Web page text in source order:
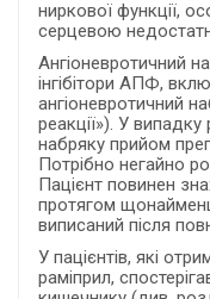
ниркової функції,
серцевою
Ангіоневротичний
інгібітори АПФ,
ангіоневротичний
реакції»). У
набряку прийом
Потрібно негайно
Пацієнт повинен
протягом
виписаний після
У пацієнтів, які
раміприл,